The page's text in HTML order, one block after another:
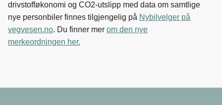
drivstofføkonomi og CO2-utslipp med data om samtlige
nye personbiler finnes tilgjengelig på Nybilvelger på
vegvesen.no. Du finner mer om den nye
merkeordningen her.